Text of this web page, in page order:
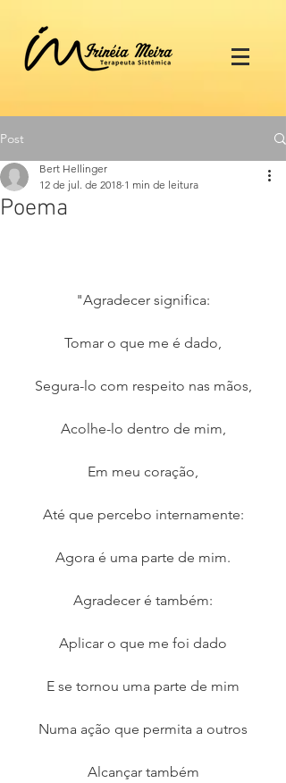
Post
Poema
Bert Hellinger
12 de jul. de 2018 1 min de leitura
"Agradecer significa:
Tomar o que me é dado,
Segura-lo com respeito nas mãos,
Acolhe-lo dentro de mim,
Em meu coração,
Até que percebo internamente:
Agora é uma parte de mim.
Agradecer é também:
Aplicar o que me foi dado
E se tornou uma parte de mim
Numa ação que permita a outros
Alcançar também